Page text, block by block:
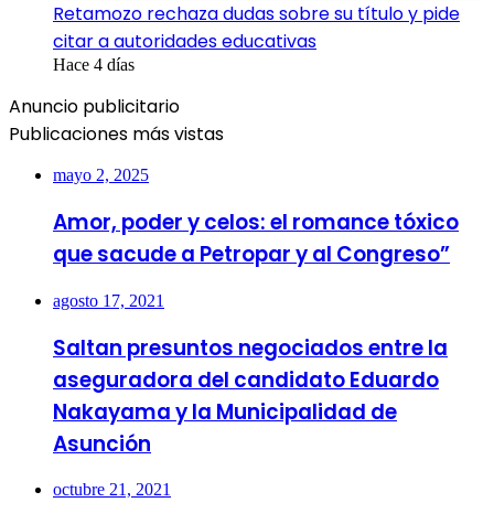
Retamozo rechaza dudas sobre su título y pide
citar a autoridades educativas
Hace 4 días
Anuncio publicitario
Publicaciones más vistas
mayo 2, 2025
Amor, poder y celos: el romance tóxico
que sacude a Petropar y al Congreso”
agosto 17, 2021
Saltan presuntos negociados entre la
aseguradora del candidato Eduardo
Nakayama y la Municipalidad de
Asunción
octubre 21, 2021